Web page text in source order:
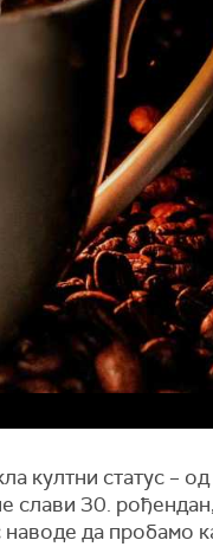
култни статус –
слави 30.
наводе да пробамо